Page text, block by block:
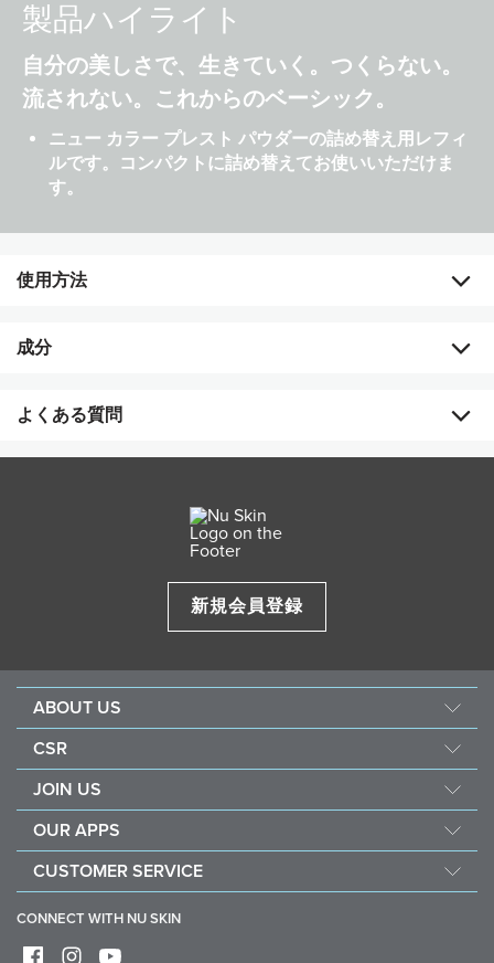
製品ハイライト
自分の美しさで、生きていく。つくらない。
流されない。これからのベーシック。
ニュー カラー プレスト パウダーの詰め替え用レフィ
ルです。コンパクトに詰め替えてお使いいただけま
す。
使用方法
ファンデーションで整えたあと、パフにパウダーを取り、肌にや
セット方法：レフィルを取り出し、フチをそっと押さえるように
のりが付いています）
を取りはずしてください。
成分
ン／ビニルジフェニルジメチコン／シルセスキオキサン）クロスポリマ
ー、リンゴ酸ジイソステアリル、ポリメチルシルセスキオキサン、カプ
リリルグリコール、メチコン、（アクリレーツ／アクリル酸トリデシル
子油、ジパルミトイルヒドロキシプロリン、ＢＧ、マグワ根皮エキス、
ホソバセンナ種子多糖体、ジャニアルベンスエキス、ハイドロゲンジメ
カラギーナンＮａ、トリエトキシカプリリルシラン、水、ヒドロキシエ
チルセルロース、ジミリスチン酸Ａｌ、フェノキシエタノール、フェネ
チルアルコール、マイカ、酸化チタン、酸化亜鉛、酸化鉄、グンジョウ
皮膚コンディショニング成分：カリオデンドロンオリノセ
ンセ種子油、マグワ根皮エキス
よくある質問
いいえ。スポンジ パフは別売りです。
新規会員登録
ABOUT US
ニュースキンの研究・開発
製品ブランド
ニュースルーム
永井 花奈 選手 応援ページ
コンプライアンス
デジタル版カタログ
CSR
社会貢献活動
ナリッシュ ザ チルドレン
サステナビリティ
コミュニティ アウトリーチ
社会貢献活動に参加する
JOIN US
ブランド メンバーとは
定期購入（ADP）
OUR APPS
Nu Skin Stela
CUSTOMER SERVICE
CONNECT WITH NU SKIN